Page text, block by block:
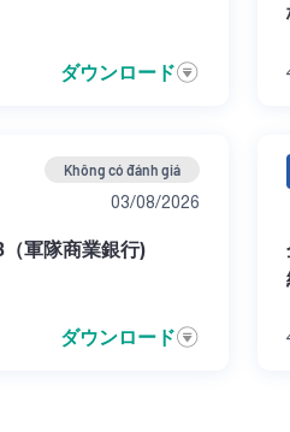
ダウンロード
Không có đánh giá
03/08/2026
軍隊商業銀行)
ダウンロード